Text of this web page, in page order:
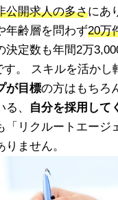
公開求人の多さにあ
年齢層を問わず20万
決定数も年間2万
す。 スキルを活かし
が目標の方はもちろ
、
自分を採用して
「リクルートエージ
ません。